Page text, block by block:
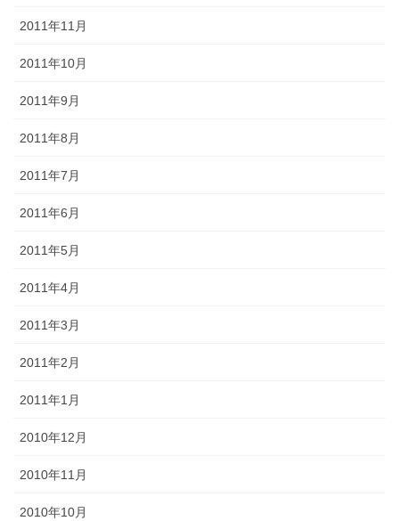
2011年11月
2011年10月
2011年9月
2011年8月
2011年7月
2011年6月
2011年5月
2011年4月
2011年3月
2011年2月
2011年1月
2010年12月
2010年11月
2010年10月